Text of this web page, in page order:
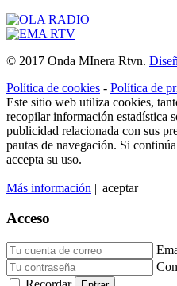
Ensayo solidario
Donación de Sangre
© 2017 Onda MInera Rtvn.
Política de cookies - Política de
Este sitio web utiliza cookies,
recopilar información estadística
publicidad relacionada con sus
pautas de navegación. Si
accepta su uso.
Más información || aceptar
Acceso